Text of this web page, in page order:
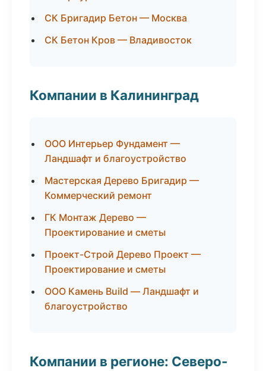
СК Бригадир Бетон — Москва
СК Бетон Кров — Владивосток
Компании в Калининград
ООО Интерьер Фундамент —
Ландшафт и благоустройство
Мастерская Дерево Бригадир —
Коммерческий ремонт
ГК Монтаж Дерево —
Проектирование и сметы
Проект-Строй Дерево Проект —
Проектирование и сметы
ООО Камень Build — Ландшафт и
благоустройство
Компании в регионе: Северо-